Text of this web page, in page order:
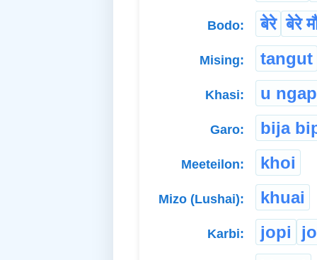
Bodo: बेरे बेरे
Mising: tangut
Khasi: u ngap
Garo: bija
Meeteilon: khoi
Mizo (Lushai): khuai
Karbi: jopi